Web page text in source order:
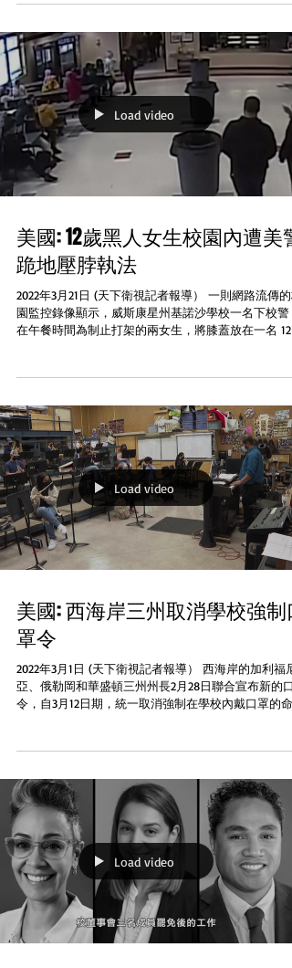
過了暫時凍結聯...
Load video
美國: 12歲黑人女生校園內遭美警
跪地壓脖執法
2022年3月21日 (天下衛視記者報導） 一則網路流傳的
園監控錄像顯示，威斯康星州基諾沙學校一名下校警
在午餐時間為制止打架的兩女生，將膝蓋放在一名 12
用膝蓋壓制，要...
Load video
美國: 西海岸三州取消學校強制口
罩令
2022年3月1日 (天下衛視記者報導） 西海岸的加利福尼
亞、俄勒岡和華盛頓三州州長2月28日聯合宣布新的口
令，自3月12日期，統一取消強制在學校內戴口罩的命
的三個州率先在美實...
Load video